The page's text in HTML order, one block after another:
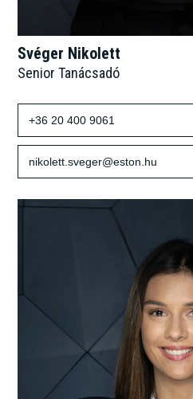
Svéger Nikolett
Senior Tanácsadó
+36 20 400 9061
nikolett.sveger@eston.hu